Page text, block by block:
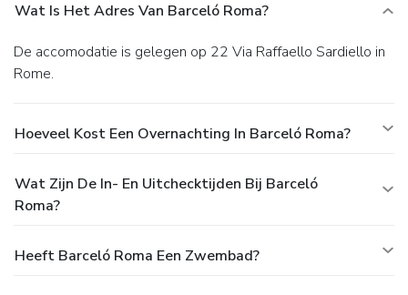
Wat Is Het Adres Van Barceló Roma?
De accomodatie is gelegen op 22 Via Raffaello Sardiello in
Rome.
Hoeveel Kost Een Overnachting In Barceló Roma?
Wat Zijn De In- En Uitchecktijden Bij Barceló
Roma?
Heeft Barceló Roma Een Zwembad?